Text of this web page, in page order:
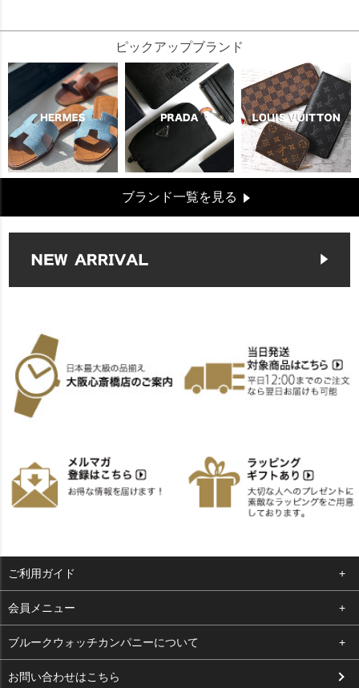
ピックアップブランド
ブランド一覧を見る
ご利用ガイド
よくある質問
支払い・送料
お客様の声
会員メニュー
ログイン
お気に入り
ブルークウォッチカンパニーについて
会社概要
お問い合わせはこちら